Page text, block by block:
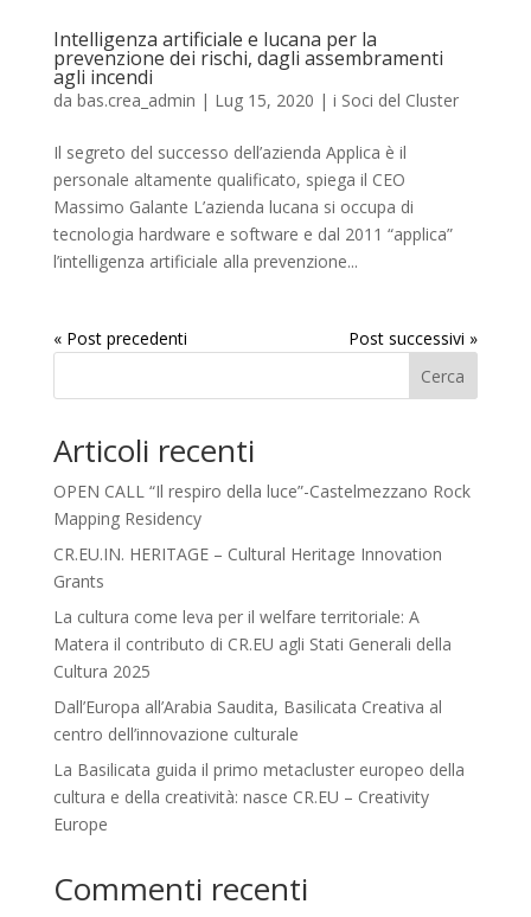
Intelligenza artificiale e lucana per la
prevenzione dei rischi, dagli assembramenti
agli incendi
da bas.crea_admin | Lug 15, 2020 | i Soci del Cluster
Il segreto del successo dell’azienda Applica è il
personale altamente qualificato, spiega il CEO
Massimo Galante L’azienda lucana si occupa di
tecnologia hardware e software e dal 2011 “applica”
l’intelligenza artificiale alla prevenzione...
« Post precedenti
Post successivi »
Cerca
Articoli recenti
OPEN CALL “Il respiro della luce”-Castelmezzano Rock
Mapping Residency
CR.EU.IN. HERITAGE – Cultural Heritage Innovation
Grants
La cultura come leva per il welfare territoriale: A
Matera il contributo di CR.EU agli Stati Generali della
Cultura 2025
Dall’Europa all’Arabia Saudita, Basilicata Creativa al
centro dell’innovazione culturale
La Basilicata guida il primo metacluster europeo della
cultura e della creatività: nasce CR.EU – Creativity
Europe
Commenti recenti